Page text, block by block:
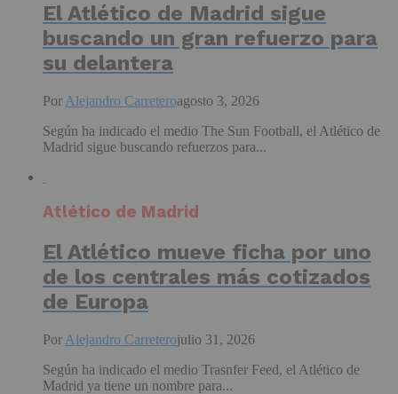
El Atlético de Madrid sigue
buscando un gran refuerzo para
su delantera
Por Alejandro Carreteroagosto 3, 2026
Según ha indicado el medio The Sun Football, el Atlético de
Madrid sigue buscando refuerzos para...
Atlético de Madrid
El Atlético mueve ficha por uno
de los centrales más cotizados
de Europa
Por Alejandro Carreterojulio 31, 2026
Según ha indicado el medio Trasnfer Feed, el Atlético de
Madrid ya tiene un nombre para...